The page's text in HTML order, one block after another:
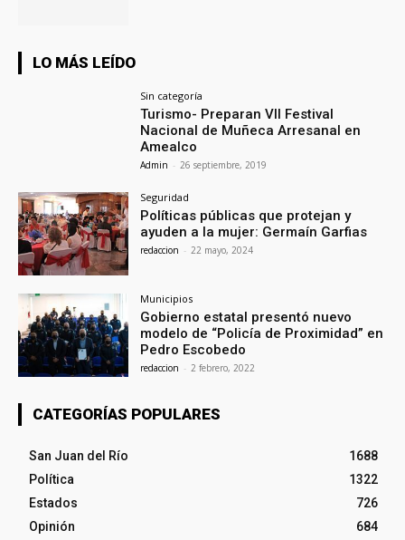
LO MÁS LEÍDO
Sin categoría
Turismo- Preparan VII Festival
Nacional de Muñeca Arresanal en
Amealco
Admin - 26 septiembre, 2019
Seguridad
Políticas públicas que protejan y
ayuden a la mujer: Germaín Garfias
redaccion - 22 mayo, 2024
Municipios
Gobierno estatal presentó nuevo
modelo de “Policía de Proximidad” en
Pedro Escobedo
redaccion - 2 febrero, 2022
CATEGORÍAS POPULARES
San Juan del Río
1688
Política
1322
Estados
726
Opinión
684